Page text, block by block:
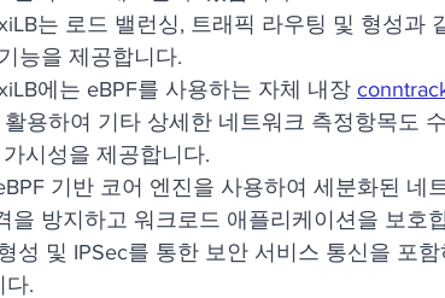
는 로드 밸런싱, 트래픽 라우팅 및 형성과
능을 제공합니다.
에는 eBPF를 사용하는 자체 내장
활용하여 기타 상세한 네트워크 측정항목도
시성을 제공합니다.
기반 코어 엔진을 사용하여 세분화된 네
을 방지하고 워크로드 애플리케이션을 보호
성 및 IPSec를 통한 보안 서비스 통신을 포
다.